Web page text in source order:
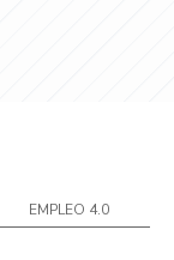
EMPLEO 4.0